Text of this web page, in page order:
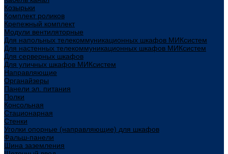
Козырьки
Комплект роликов
Крепежный комплект
Модули вентиляторные
Для напольных телекоммуникационных шкафов МИКсистем
Для настенных телекоммуникационных шкафов МИКсистем
Для серверных шкафов
Для уличных шкафов МИКсистем
Направляющие
Органайзеры
Панели эл. питания
Полки
Консольная
Стационарная
Стенки
Уголки опорные (направляющие) для шкафов
Фальш-панели
Шина заземления